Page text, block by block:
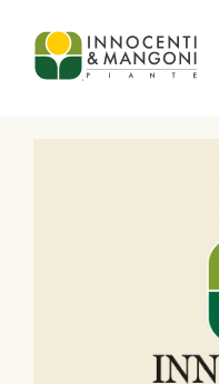
Skip to main content